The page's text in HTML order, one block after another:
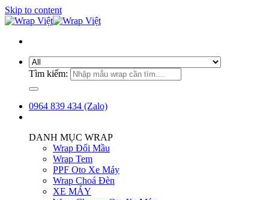
Skip to content
Tìm kiếm:
0964 839 434 (Zalo)
DANH MỤC WRAP
Wrap Đổi Mầu
Wrap Tem
PPF Oto Xe Máy
Wrap Choá Đèn
XE MÁY